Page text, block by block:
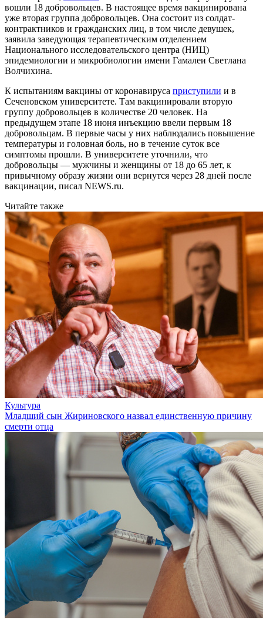
вошли 18 добровольцев. В настоящее время вакцинирована
уже вторая группа добровольцев. Она состоит из солдат-
контрактников и гражданских лиц, в том числе девушек,
заявила заведующая терапевтическим отделением
Национального исследовательского центра (НИЦ)
эпидемиологии и микробиологии имени Гамалеи Светлана
Волчихина.
К испытаниям вакцины от коронавируса приступили и в
Сеченовском университете. Там вакцинировали вторую
группу добровольцев в количестве 20 человек. На
предыдущем этапе 18 июня инъекцию ввели первым 18
добровольцам. В первые часы у них наблюдались повышение
температуры и головная боль, но в течение суток все
симптомы прошли. В университете уточнили, что
добровольцы — мужчины и женщины от 18 до 65 лет, к
привычному образу жизни они вернутся через 28 дней после
вакцинации, писал NEWS.ru.
Читайте также
Культура
Младший сын Жириновского назвал единственную причину
смерти отца